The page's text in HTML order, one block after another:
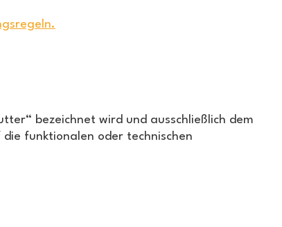
bezeichnet wird und ausschließlich dem
funktionalen oder technischen